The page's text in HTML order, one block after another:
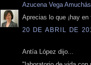
Azucena Vega
Aprecias lo que ¡hay
20 DE ABRIL DE
Antía López dijo...